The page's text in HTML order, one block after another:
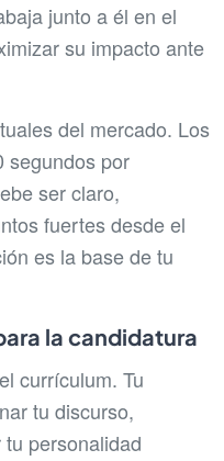
junto a él en el
su impacto ante
del mercado. Los
segundos por
ser claro,
fuertes desde el
es la base de tu
la candidatura
currículum. Tu
tu discurso,
personalidad